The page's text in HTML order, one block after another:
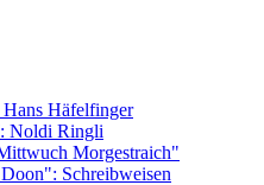
Hans Häfelfinger
Noldi Ringli
Morgestraich"
Schreibweisen